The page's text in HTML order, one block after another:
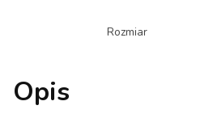
Rozmiar
Opis